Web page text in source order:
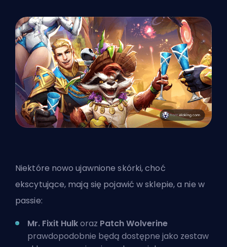
Niektóre nowo ujawnione skórki, choć
ekscytujące, mają się pojawić w sklepie, a nie w
passie:
Mr. Fixit Hulkoraz Patch Wolverine
prawdopodobnie będą dostępne jako zestaw